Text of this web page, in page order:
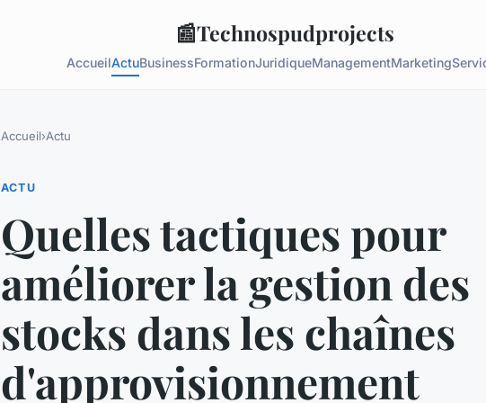
📰Technospudprojects
AccueilActuBusinessFormationJuridiqueManagementMarketing
Accueil›Actu
ACTU
Quelles tactiques pour
améliorer la gestion des
stocks dans les chaînes
d'approvisionnement